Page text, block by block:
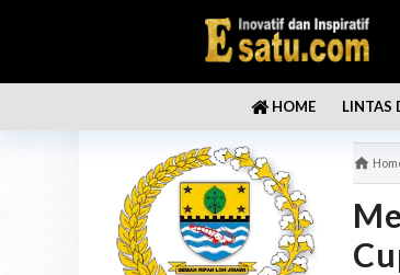
HOME LINTAS